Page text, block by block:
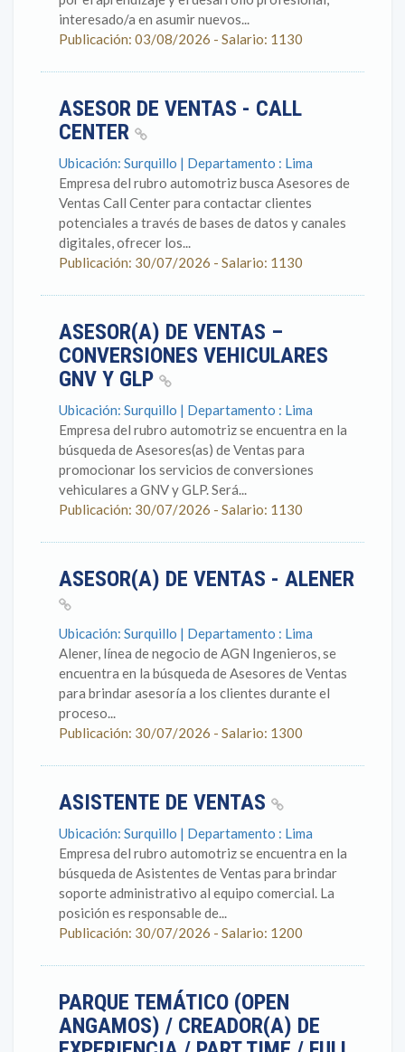
interesado/a en asumir nuevos...
Publicación: 03/08/2026 - Salario: 1130
ASESOR DE VENTAS - CALL
CENTER
Ubicación: Surquillo | Departamento : Lima
Empresa del rubro automotriz busca Asesores de
Ventas Call Center para contactar clientes
potenciales a través de bases de datos y canales
digitales, ofrecer los...
Publicación: 30/07/2026 - Salario: 1130
ASESOR(A) DE VENTAS –
CONVERSIONES VEHICULARES
GNV Y GLP
Ubicación: Surquillo | Departamento : Lima
Empresa del rubro automotriz se encuentra en la
búsqueda de Asesores(as) de Ventas para
promocionar los servicios de conversiones
vehiculares a GNV y GLP. Será...
Publicación: 30/07/2026 - Salario: 1130
ASESOR(A) DE VENTAS - ALENER
Ubicación: Surquillo | Departamento : Lima
Alener, línea de negocio de AGN Ingenieros, se
encuentra en la búsqueda de Asesores de Ventas
para brindar asesoría a los clientes durante el
proceso...
Publicación: 30/07/2026 - Salario: 1300
ASISTENTE DE VENTAS
Ubicación: Surquillo | Departamento : Lima
Empresa del rubro automotriz se encuentra en la
búsqueda de Asistentes de Ventas para brindar
soporte administrativo al equipo comercial. La
posición es responsable de...
Publicación: 30/07/2026 - Salario: 1200
PARQUE TEMÁTICO (OPEN
ANGAMOS) / CREADOR(A) DE